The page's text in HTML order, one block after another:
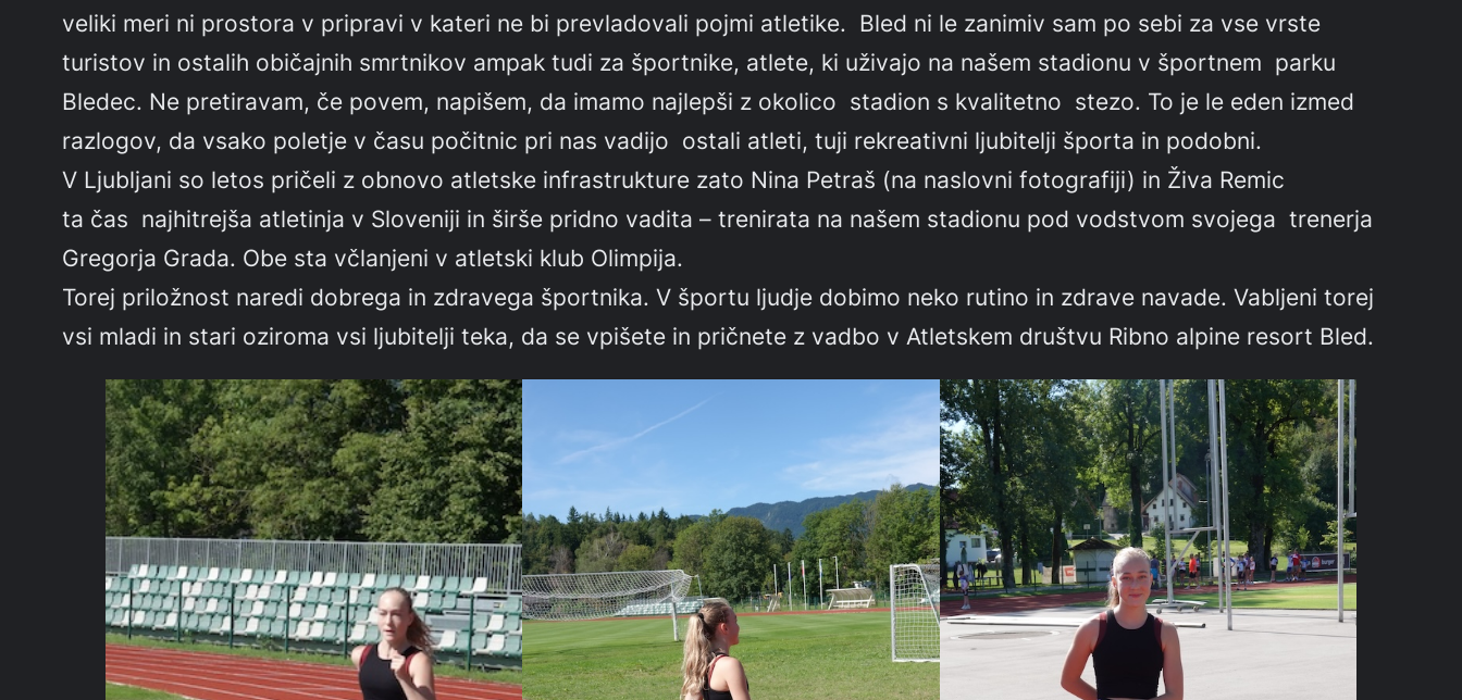
veliki meri ni prostora v pripravi v kateri ne bi prevladovali pojmi atletike. Bled ni le zanimiv sam po sebi za vse vrste
turistov in ostalih običajnih smrtnikov ampak tudi za športnike, atlete, ki uživajo na našem stadionu v športnem parku
Bledec. Ne pretiravam, če povem, napišem, da imamo najlepši z okolico stadion s kvalitetno stezo. To je le eden izmed
razlogov, da vsako poletje v času počitnic pri nas vadijo ostali atleti, tuji rekreativni ljubitelji športa in podobni.
V Ljubljani so letos pričeli z obnovo atletske infrastrukture zato Nina Petraš (na naslovni fotografiji) in Živa Remic
ta čas najhitrejša atletinja v Sloveniji in širše pridno vadita – trenirata na našem stadionu pod vodstvom svojega trenerja
Gregorja Grada. Obe sta včlanjeni v atletski klub Olimpija.
Torej priložnost naredi dobrega in zdravega športnika. V športu ljudje dobimo neko rutino in zdrave navade. Vabljeni torej
vsi mladi in stari oziroma vsi ljubitelji teka, da se vpišete in pričnete z vadbo v Atletskem društvu Ribno alpine resort Bled.